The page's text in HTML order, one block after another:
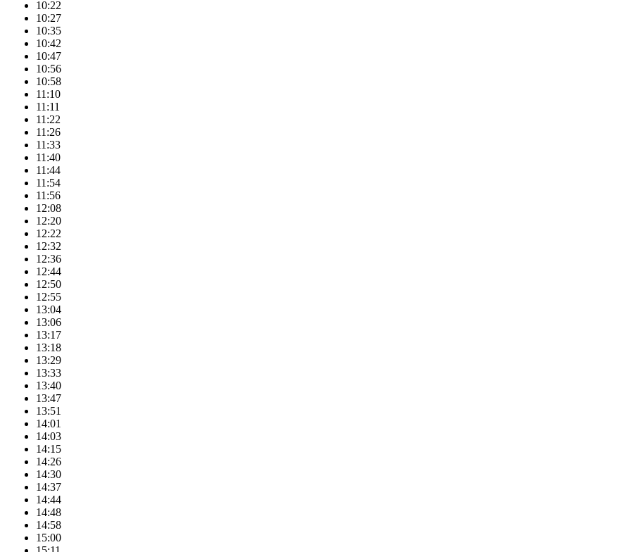
10:22
10:27
10:35
10:42
10:47
10:56
10:58
11:10
11:11
11:22
11:26
11:33
11:40
11:44
11:54
11:56
12:08
12:20
12:22
12:32
12:36
12:44
12:50
12:55
13:04
13:06
13:17
13:18
13:29
13:33
13:40
13:47
13:51
14:01
14:03
14:15
14:26
14:30
14:37
14:44
14:48
14:58
15:00